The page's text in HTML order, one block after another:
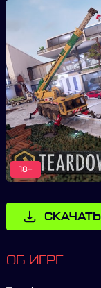
18+
СКАЧАТЬ
ОБ ИГРЕ